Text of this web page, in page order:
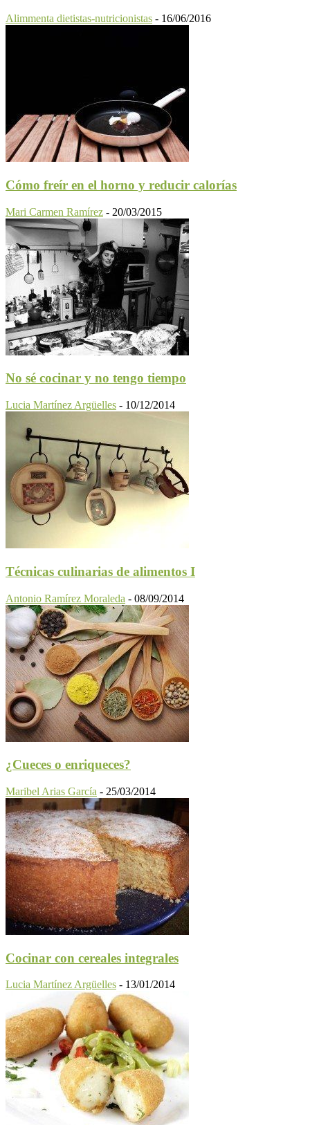
Alimmenta dietistas-nutricionistas - 16/06/2016
Cómo freír en el horno y reducir calorías
Mari Carmen Ramírez - 20/03/2015
No sé cocinar y no tengo tiempo
Lucia Martínez Argüelles - 10/12/2014
Técnicas culinarias de alimentos I
Antonio Ramírez Moraleda - 08/09/2014
¿Cueces o enriqueces?
Maribel Arias García - 25/03/2014
Cocinar con cereales integrales
Lucia Martínez Argüelles - 13/01/2014